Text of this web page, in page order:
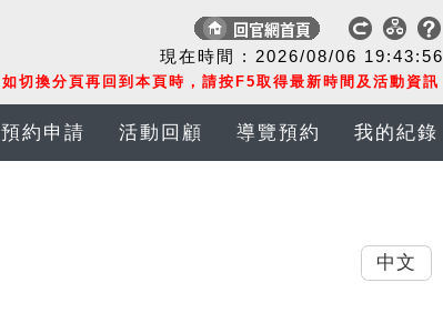
現在時間 : 2026/08/06 19:43:57
如切換分頁再回到本頁時，請按F5取得最新時間及活動資訊
預約申請 活動回顧 導覽預約 我的紀錄